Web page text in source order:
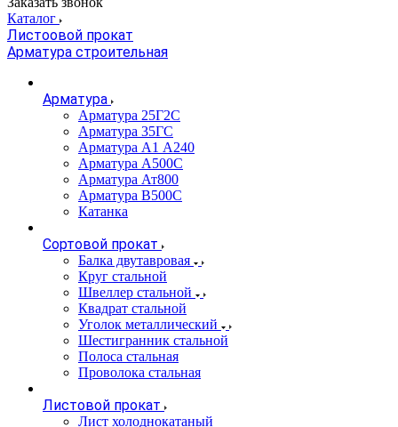
Каталог
Листоовой прокат
Арматура строительная
Арматура
Арматура 25Г2С
Арматура 35ГС
Арматура А1 А240
Арматура А500С
Арматура Ат800
Арматура В500С
Катанка
Сортовой прокат
Балка двутавровая
Круг стальной
Швеллер стальной
Квадрат стальной
Уголок металлический
Шестигранник стальной
Полоса стальная
Проволока стальная
Листовой прокат
Лист холоднокатаный